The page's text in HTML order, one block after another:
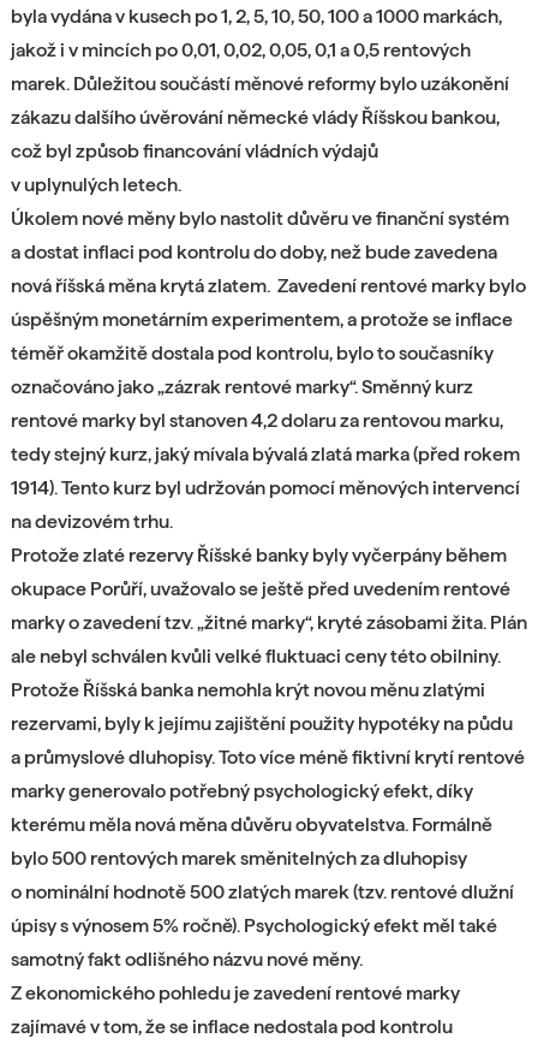
byla vydána v kusech po 1, 2, 5, 10, 50, 100 a 1000 markách,
jakož i v mincích po 0,01, 0,02, 0,05, 0,1 a 0,5 rentových
marek. Důležitou součástí měnové reformy bylo uzákonění
zákazu dalšího úvěrování německé vlády Říšskou bankou,
což byl způsob financování vládních výdajů
v uplynulých letech.
Úkolem nové měny bylo nastolit důvěru ve finanční systém
a dostat inflaci pod kontrolu do doby, než bude zavedena
nová říšská měna krytá zlatem. Zavedení rentové marky bylo
úspěšným monetárním experimentem, a protože se inflace
téměř okamžitě dostala pod kontrolu, bylo to současníky
označováno jako „zázrak rentové marky“. Směnný kurz
rentové marky byl stanoven 4,2 dolaru za rentovou marku,
tedy stejný kurz, jaký mívala bývalá zlatá marka (před rokem
1914). Tento kurz byl udržován pomocí měnových intervencí
na devizovém trhu.
Protože zlaté rezervy Říšské banky byly vyčerpány během
okupace Porůří, uvažovalo se ještě před uvedením rentové
marky o zavedení tzv. „žitné marky“, kryté zásobami žita. Plán
ale nebyl schválen kvůli velké fluktuaci ceny této obilniny.
Protože Říšská banka nemohla krýt novou měnu zlatými
rezervami, byly k jejímu zajištění použity hypotéky na půdu
a průmyslové dluhopisy. Toto více méně fiktivní krytí rentové
marky generovalo potřebný psychologický efekt, díky
kterému měla nová měna důvěru obyvatelstva. Formálně
bylo 500 rentových marek směnitelných za dluhopisy
o nominální hodnotě 500 zlatých marek (tzv. rentové dlužní
úpisy s výnosem 5% ročně). Psychologický efekt měl také
samotný fakt odlišného názvu nové měny.
Z ekonomického pohledu je zavedení rentové marky
zajímavé v tom, že se inflace nedostala pod kontrolu